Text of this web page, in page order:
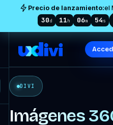
Precio de lanzamiento:el
30d 11h 06m 52s
DIVI
Imágenes